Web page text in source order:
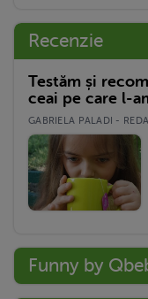
Recenzie
Testăm și
ceai pe care l-
GABRIELA PALADI -
Funny by